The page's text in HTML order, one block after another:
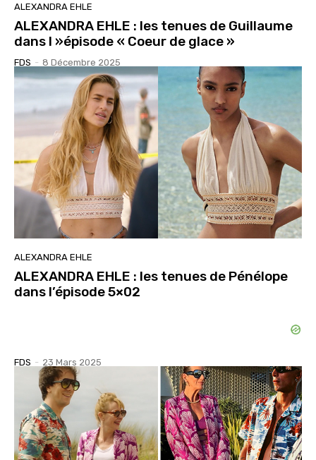
ALEXANDRA EHLE
ALEXANDRA EHLE : les tenues de Guillaume
dans l »épisode « Coeur de glace »
FDS - 8 Décembre 2025
ALEXANDRA EHLE
ALEXANDRA EHLE : les tenues de Pénélope
dans l’épisode 5×02
FDS - 23 Mars 2025